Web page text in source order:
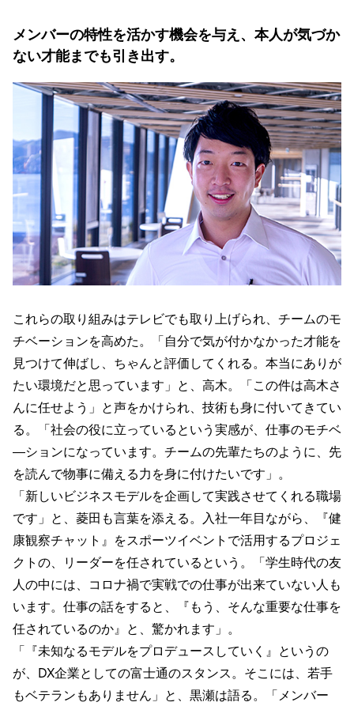
メンバーの特性を活かす機会を与え、本人が気づか
ない才能までも引き出す。
これらの取り組みはテレビでも取り上げられ、チームのモ
チベーションを高めた。「自分で気が付かなかった才能を
見つけて伸ばし、ちゃんと評価してくれる。本当にありが
たい環境だと思っています」と、高木。「この件は高木さ
んに任せよう」と声をかけられ、技術も身に付いてきてい
る。「社会の役に立っているという実感が、仕事のモチベ
―ションになっています。チームの先輩たちのように、先
を読んで物事に備える力を身に付けたいです」。
「新しいビジネスモデルを企画して実践させてくれる職場
です」と、菱田も言葉を添える。入社一年目ながら、『健
康観察チャット』をスポーツイベントで活用するプロジェ
クトの、リーダーを任されているという。「学生時代の友
人の中には、コロナ禍で実戦での仕事が出来ていない人も
います。仕事の話をすると、『もう、そんな重要な仕事を
任されているのか』と、驚かれます」。
「『未知なるモデルをプロデュースしていく』というの
が、DX企業としての富士通のスタンス。そこには、若手
もベテランもありません」と、黒瀬は語る。「メンバー